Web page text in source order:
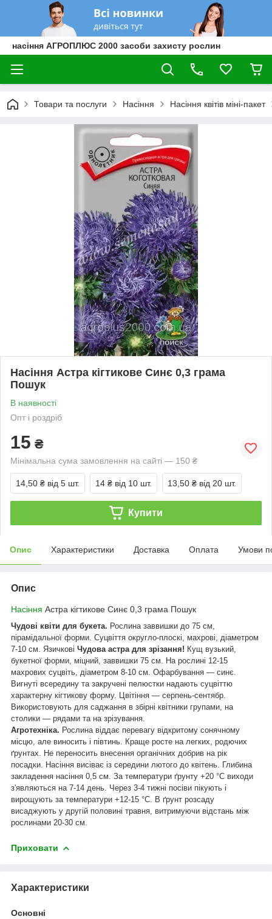
насіння АГРОПЛЮС 2000 засоби захисту рослин
Товари та послуги Насіння Насіння квітів міні-пакет
Насіння Астра кігтикове Синє 0,3 грама
Пошук
В наявності
Опт і роздріб
15 ₴
Мінімальна сума замовлення на сайті — 150 ₴
14,50 ₴ від 5 шт. 14 ₴ від 10 шт. 13,50 ₴ від 20 шт.
Купити
Опис Характеристики Доставка Оплата Умови
Опис
Насіння Астра кігтикове Синє 0,3 грама Пошук
Чудові квіти для букета. Рослина заввишки до 75 см,
пірамідальної форми. Суцвіття округло-плоскі, махрові, діаметром
7-10 см. Язичкові Чудова астра для зрізання! Кущ вузький,
букетної форми, міцний, заввишки 75 см. На рослині 12-15
махрових суцвіть, діаметром 8-10 см. Офарбування — синє.
Вигнуті всередину та закручені пелюстки надають суцвіттю
характерну кігтикову форму. Цвітіння — серпень-сентябр.
Використовують для саджання в збірні квітники групами, на
столики — рядами та на зрізування.
Агротехніка. Рослина віддає перевагу відкритому сонячному
місцю, але виносить і півтинь. Краще росте на легких, родючих
ґрунтах. Не переносить внесення органічних добрив на рік
посадки. Насіння висіває із середини лютого до квітень. Глибина
закладення насіння 0,5 см. За температури ґрунту +20 °C виходи
з'являються на 7-14 день. Через 3-4 тижні посіви пікують і
вирощують за температури +12-15 °C. В ґрунт розсаду
висаджують у другій половині травня, витримуючи відстань між
рослинами 20-30 см.
Приховати
Характеристики
Основні